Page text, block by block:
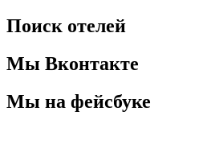
Поиск отелей
Мы Вконтакте
Мы на фейсбуке